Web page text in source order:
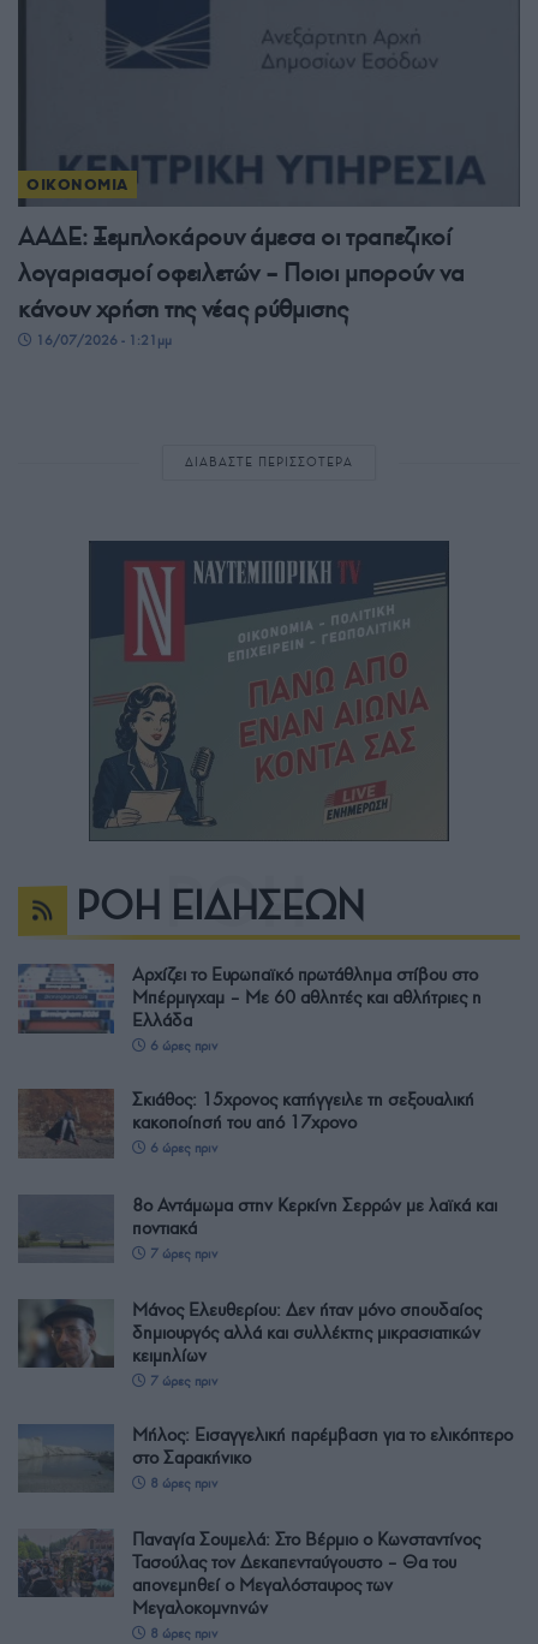
ΟΙΚΟΝΟΜΙΑ
ΑΑΔΕ: Ξεμπλοκάρουν άμεσα οι τραπεζικοί
λογαριασμοί οφειλετών – Ποιοι μπορούν να
κάνουν χρήση της νέας ρύθμισης
16/07/2026 - 1:21μμ
ΔΙΑΒΑΣΤΕ ΠΕΡΙΣΣΟΤΕΡΑ
ΡΟΗ ΕΙΔΗΣΕΩΝ
Αρχίζει το Ευρωπαϊκό πρωτάθλημα στίβου στο
Μπέρμιγχαμ – Με 60 αθλητές και αθλήτριες η
Ελλάδα
6 ώρες πριν
Σκιάθος: 15χρονος κατήγγειλε τη σεξουαλική
κακοποίησή του από 17χρονο
6 ώρες πριν
8ο Αντάμωμα στην Κερκίνη Σερρών με λαϊκά και
ποντιακά
7 ώρες πριν
Μάνος Ελευθερίου: Δεν ήταν μόνο σπουδαίος
δημιουργός αλλά και συλλέκτης μικρασιατικών
κειμηλίων
7 ώρες πριν
Μήλος: Εισαγγελική παρέμβαση για το ελικόπτερο
στο Σαρακήνικο
8 ώρες πριν
Παναγία Σουμελά: Στο Βέρμιο ο Κωνσταντίνος
Τασούλας τον Δεκαπενταύγουστο – Θα του
απονεμηθεί ο Μεγαλόσταυρος των
Μεγαλοκομνηνών
8 ώρες πριν